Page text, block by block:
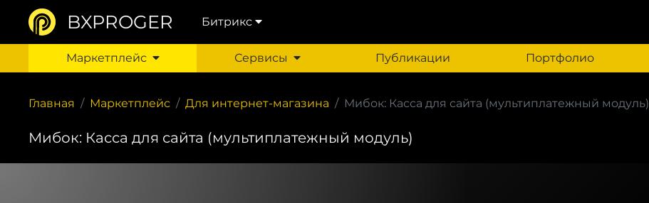
BXPROGER Битрикс
Маркетплейс Сервисы Публикации Портфолио
Главная Маркетплейс Для интернет-магазина Мибок: Касса для сайта (мультиплатежный модуль)
Мибок: Касса для сайта (мультиплатежный модуль)